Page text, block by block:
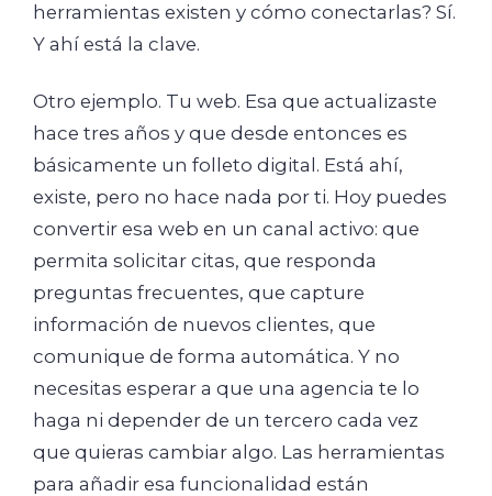
herramientas existen y cómo conectarlas? Sí.
Y ahí está la clave.
Otro ejemplo. Tu web. Esa que actualizaste
hace tres años y que desde entonces es
básicamente un folleto digital. Está ahí,
existe, pero no hace nada por ti. Hoy puedes
convertir esa web en un canal activo: que
permita solicitar citas, que responda
preguntas frecuentes, que capture
información de nuevos clientes, que
comunique de forma automática. Y no
necesitas esperar a que una agencia te lo
haga ni depender de un tercero cada vez
que quieras cambiar algo. Las herramientas
para añadir esa funcionalidad están